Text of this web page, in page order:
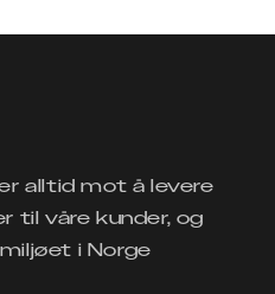
alltid mot å levere
til våre kunder, og
i Norge